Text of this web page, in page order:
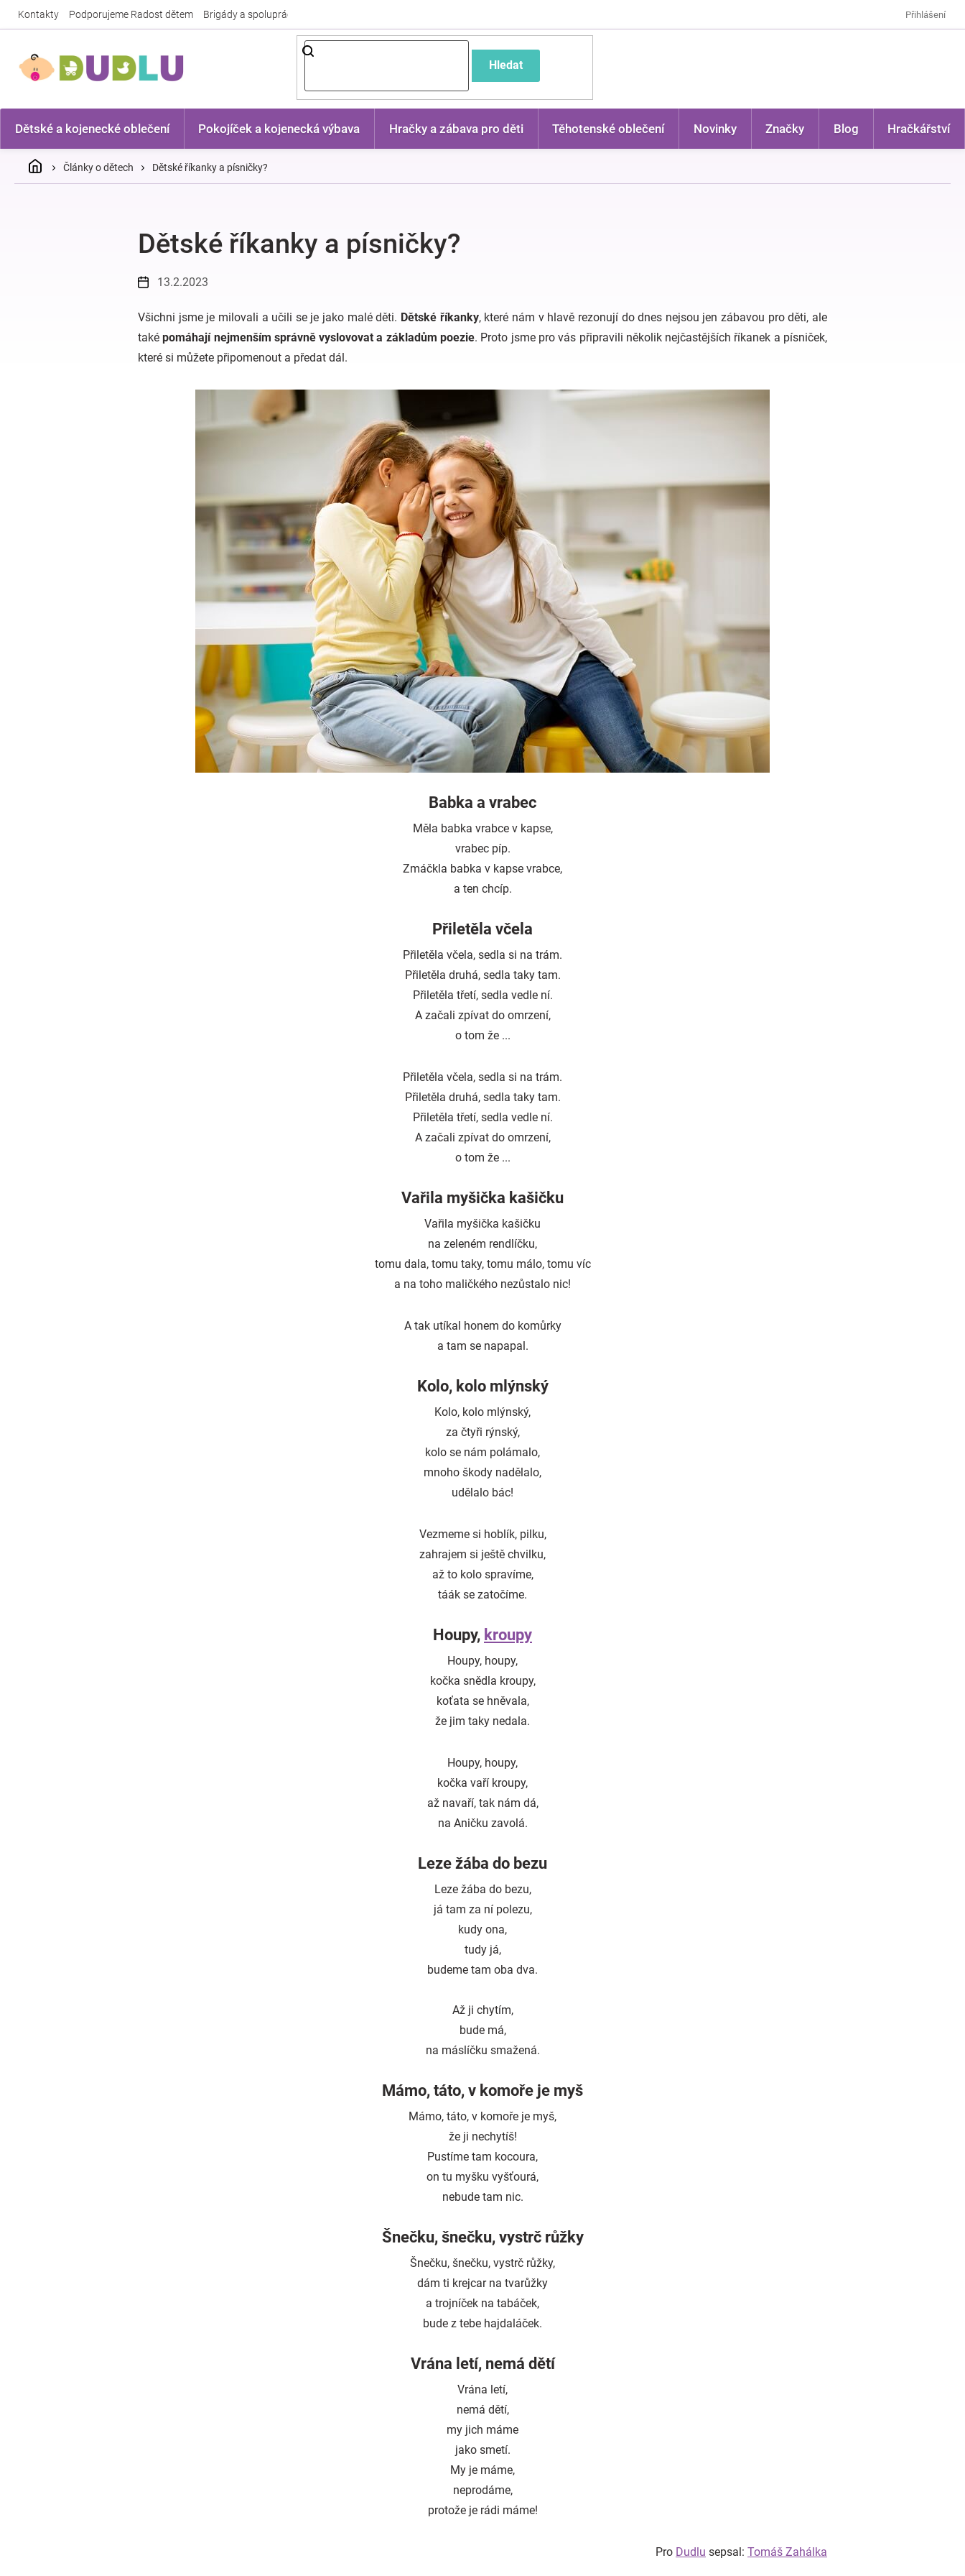
Kontakty Podporujeme Radost dětem Brigády a spolupráce Přihlášení
Hledat
Dětské a kojenecké oblečení Pokojíček a kojenecká výbava Hračky a zábava pro děti Těhotenské oblečení Novinky Značky Blog Hračkářství
DomůČlánky o dětech Dětské říkanky a písničky?
Dětské říkanky a písničky?
13.2.2023
Všichni jsme je milovali a učili se je jako malé děti. Dětské říkanky, které nám v hlavě rezonují do dnes nejsou jen zábavou pro děti, ale
taképomáhají nejmenším správně vyslovovat a základům poezie. Proto jsme pro vás připravili několik nejčastějších říkanek a písniček,
které si můžete připomenout a předat dál.
Babka a vrabec
Měla babka vrabce v kapse,
vrabec píp.
Zmáčkla babka v kapse vrabce,
a ten chcíp.
Přiletěla včela
Přiletěla včela, sedla si na trám.
Přiletěla druhá, sedla taky tam.
Přiletěla třetí, sedla vedle ní.
A začali zpívat do omrzení,
o tom že ...
Přiletěla včela, sedla si na trám.
Přiletěla druhá, sedla taky tam.
Přiletěla třetí, sedla vedle ní.
A začali zpívat do omrzení,
o tom že ...
Vařila myšička kašičku
Vařila myšička kašičku
na zeleném rendlíčku,
tomu dala, tomu taky, tomu málo, tomu víc
a na toho maličkého nezůstalo nic!
A tak utíkal honem do komůrky
a tam se napapal.
Kolo, kolo mlýnský
Kolo, kolo mlýnský,
za čtyři rýnský,
kolo se nám polámalo,
mnoho škody nadělalo,
udělalo bác!
Vezmeme si hoblík, pilku,
zahrajem si ještě chvilku,
až to kolo spravíme,
táák se zatočíme.
Houpy, kroupy
Houpy, houpy,
kočka snědla kroupy,
koťata se hněvala,
že jim taky nedala.
Houpy, houpy,
kočka vaří kroupy,
až navaří, tak nám dá,
na Aničku zavolá.
Leze žába do bezu
Leze žába do bezu,
já tam za ní polezu,
kudy ona,
tudy já,
budeme tam oba dva.
Až ji chytím,
bude má,
na máslíčku smažená.
Mámo, táto, v komoře je myš
Mámo, táto, v komoře je myš,
že ji nechytíš!
Pustíme tam kocoura,
on tu myšku vyšťourá,
nebude tam nic.
Šnečku, šnečku, vystrč růžky
Šnečku, šnečku, vystrč růžky,
dám ti krejcar na tvarůžky
a trojníček na tabáček,
bude z tebe hajdaláček.
Vrána letí, nemá dětí
Vrána letí,
nemá dětí,
my jich máme
jako smetí.
My je máme,
neprodáme,
protože je rádi máme!
Pro Dudlu sepsal: Tomáš Zahálka